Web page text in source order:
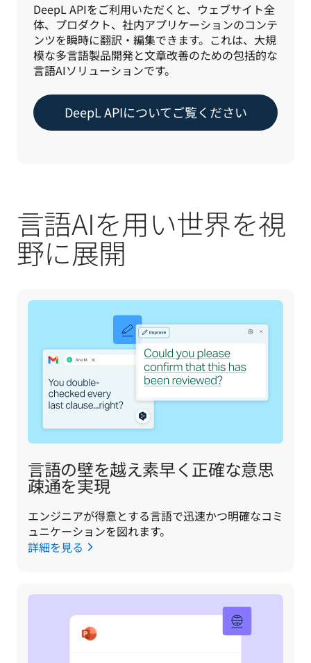
DeepL APIをご利用いただくと、ウェブサイト全
体、プロダクト、社内アプリケーションのコンテ
ンツを瞬時に翻訳・編集できます。これは、大規
模な多言語製品開発と文章改善のための包括的な
言語AIソリューションです。
DeepL APIについてご覧ください
言語AIを用い世界を視
野に展開
言語の壁を越え素早く正確な意思
疎通を実現
エンジニアが得意とする言語で迅速かつ明確なコミ
ュニケーションを図れます。
詳細を見る